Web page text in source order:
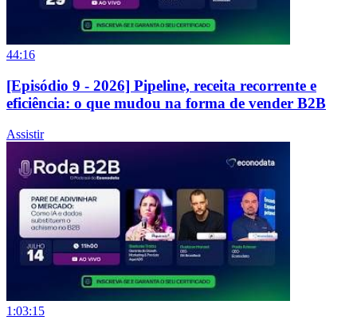
44:16
[Episódio 9 - 2026] Pipeline, receita recorrente e
eficiência: o que mudou na forma de vender B2B
Assistir
1:03:15